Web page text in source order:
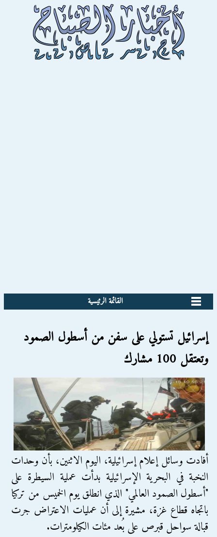
القائمة الرئيسية
إسرائيل تستولي على سفن من أسطول الصمود
وتعتقل 100 مشارك
أفادت وسائل إعلام إسرائيلية، اليوم الاثنين، بأن وحدات
النخبة في البحرية الإسرائيلية بدأت عملية السيطرة على
"أسطول الصمود العالمي" الذي انطلق يوم الخميس من تركيا
باتجاه قطاع غزة، مشيرة إلى أن عمليات الاعتراض جرت
قبالة سواحل قبرص على بُعد مئات الكيلومترات.